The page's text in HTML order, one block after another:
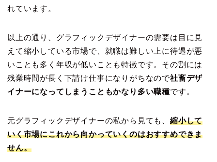
れています。
以上の通り、グラフィックデザイナーの需要は目に見
えて縮小している市場で、就職は難しい上に待遇が悪
いことも多く年収が低いことも特徴です。その割には
残業時間が長く下請け仕事になりがちなので社畜デザ
イナーになってしまうこともかなり多い職種です。
元グラフィックデザイナーの私から見ても、 縮小して
いく市場にこれから向かっていくのはおすすめできま
せん。